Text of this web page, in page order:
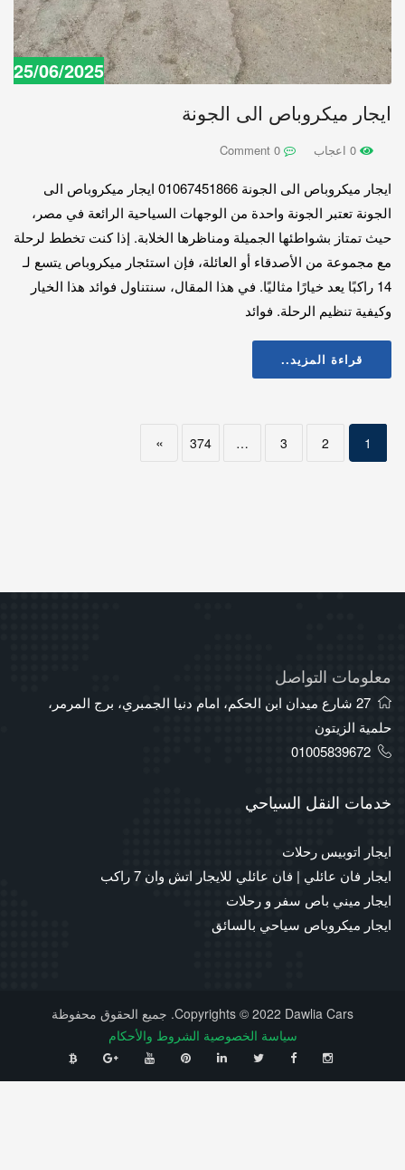
25/06/2025
ايجار ميكروباص الى الجونة
ايجار ميكروباص الى الجونة 01067451866 ايجار ميكروباص الى
الجونة تعتبر الجونة واحدة من الوجهات السياحية الرائعة في مصر،
حيث تمتاز بشواطئها الجميلة ومناظرها الخلابة. إذا كنت تخطط لرحلة
مع مجموعة من الأصدقاء أو العائلة، فإن استئجار ميكروباص يتسع لـ
14 راكبًا يعد خيارًا مثاليًا. في هذا المقال، سنتناول فوائد هذا الخيار
وكيفية تنظيم الرحلة. فوائد
قراءة المزيد..
1
2
3
…
374
»
معلومات التواصل
27 شارع ميدان ابن الحكم، امام دنيا الجمبري، برج المرمر،
حلمية الزيتون
01005839672
خدمات النقل السياحي
ايجار اتوبيس رحلات
ايجار فان عائلي | فان عائلي للايجار اتش وان 7 راكب
ايجار ميني باص سفر و رحلات
ايجار ميكروباص سياحي بالسائق
Copyrights © 2022 Dawlia Cars. جميع الحقوق محفوظة
سياسة الخصوصية الشروط والأحكام